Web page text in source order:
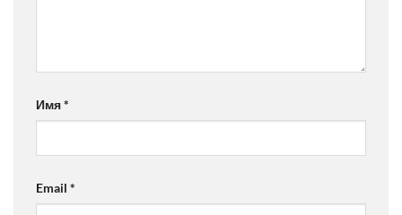
Имя*
Email *